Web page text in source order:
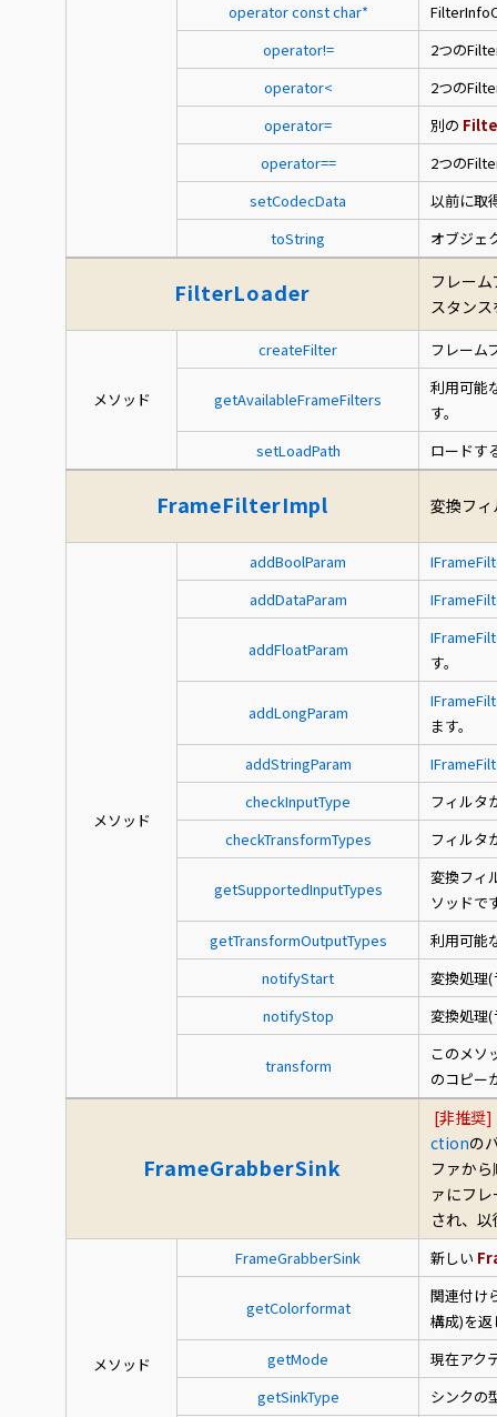
operator const char*
operator!=
2つの
operator<
2つの
operator=
別の
operator==
2つの
setCodecData
以前に取
toString
オブジェ
FilterLoader
フレー
スタン
メソッド
createFilter フレーム
getAvailableFrameFilters
利用可能
す。
setLoadPath
ロードす
FrameFilterImpl 変換フ
メソッド
addBoolParam
addDataParam
addFloatParam
す。
addLongParam
ます。
addStringParam
checkInputType
フィルタ
checkTransformTypes
フィルタ
getSupportedInputTypes
変換フィ
ソッドで
getTransformOutputTypes
利用可能
notifyStart
変換処理
notifyStop
変換処理
transform
このメソ
のコピー
FrameGrabberSink
[非推奨]
ctionの
ファか
ァにフ
され、
メソッド
FrameGrabberSink 新しい
getColorformat
関連付け
構成)を返
getMode
現在アク
getSinkType
シンクの